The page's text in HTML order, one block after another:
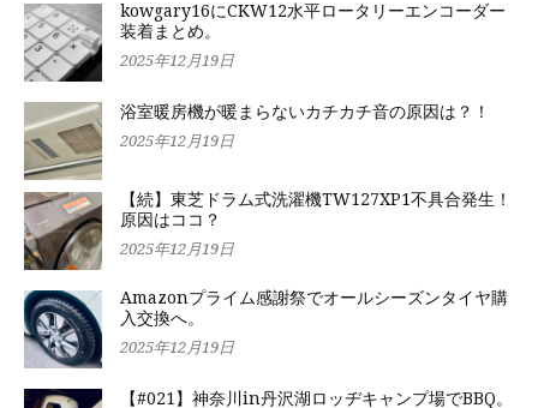
kowgary16にCKW12水平ロータリーエンコーダー
装着まとめ。
2025年12月19日
浴室暖房機が暖まらないカチカチ音の原因は？！
2025年12月19日
【続】東芝ドラム式洗濯機TW127XP1不具合発生！
原因はココ？
2025年12月19日
Amazonプライム感謝祭でオールシーズンタイヤ購
入交換へ。
2025年12月19日
【#021】神奈川in丹沢湖ロッヂキャンプ場でBBQ。